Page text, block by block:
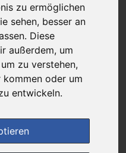
zu ermöglichen
sehen, besser an
Diese
außerdem, um
zu verstehen,
kommen oder um
entwickeln.
bei keinem unserer Partner